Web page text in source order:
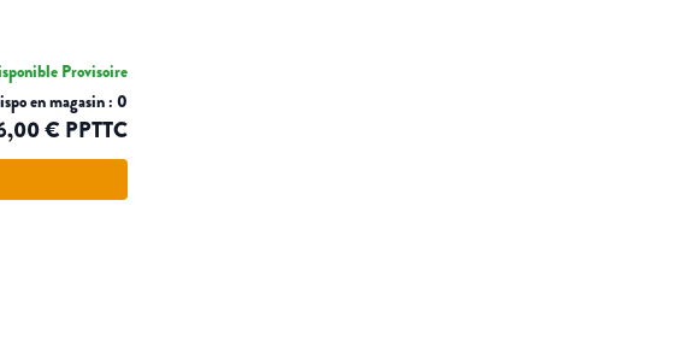
Provisoire
en magasin : 0
€ PPTTC